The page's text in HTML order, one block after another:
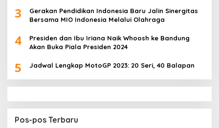
3
Gerakan Pendidikan Indonesia Baru Jalin Sinergitas
Bersama MIO Indonesia Melalui Olahraga
4
Presiden dan Ibu Iriana Naik Whoosh ke Bandung
Akan Buka Piala Presiden 2024
5 Jadwal Lengkap MotoGP 2023: 20 Seri, 40 Balapan
Pos-pos Terbaru